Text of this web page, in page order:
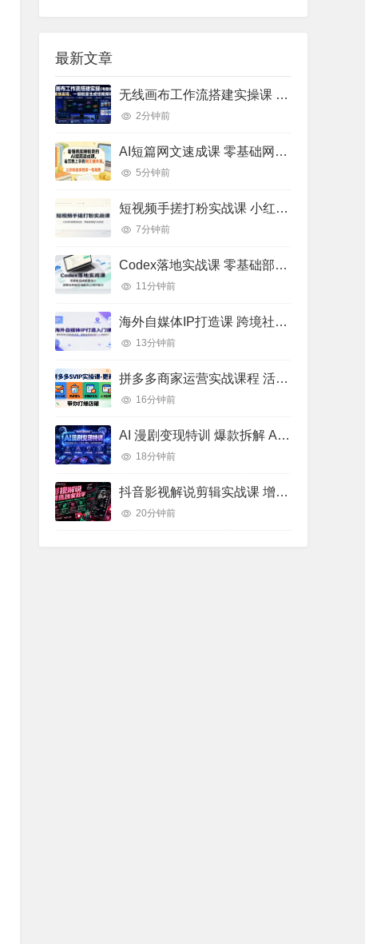
最新文章
无线画布工作流搭建实操课 电脑端AI视频图文批量生成商业落地教程
2分钟前
AI短篇网文速成课 零基础网文写作通关 过稿创作实操教程（8月更新）
5分钟前
短视频手搓打粉实战课 小红书抖音截流玩法 账号流量运营实操教程
7分钟前
Codex落地实战课 零基础部署接入 AI办公创作高效工作流实操教程
11分钟前
海外自媒体IP打造课 跨境社媒运营 全球流量搭建实操教程
13分钟前
拼多多商家运营实战课程 活动推广优化 AI 赋能店铺运营教学
16分钟前
AI 漫剧变现特训 爆款拆解 AI 工具矩阵 小说改编漫剧批量剪辑实操教学
18分钟前
抖音影视解说剪辑实战课 增量流量逻辑 内部高阶创作玩法教学
20分钟前